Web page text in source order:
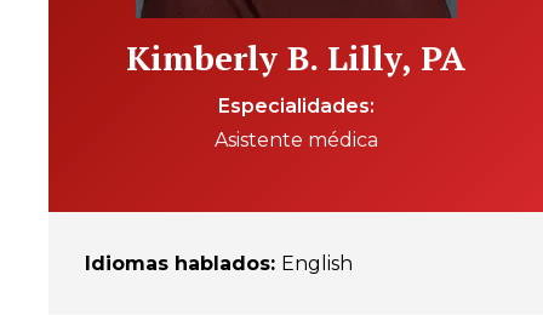
Kimberly B. Lilly, PA
Especialidades
Asistente médica
Idiomas hablados: English